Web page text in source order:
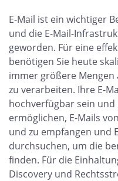
E-Mail ist ein wichtiger
und die E-Mail-
geworden. Für eine
benötigen Sie heute
immer größere
zu verarbeiten. Ihre E-
hochverfügbar sein
ermöglichen, E-Mails
und zu empfangen und
durchsuchen, um die
finden. Für die
Discovery und